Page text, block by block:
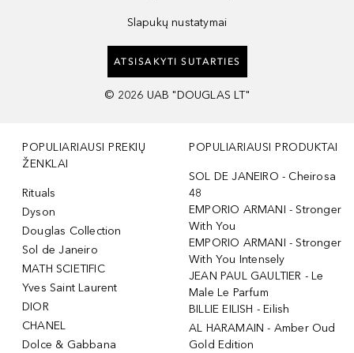
Slapukų nustatymai
ATSISAKYTI SUTARTIES
© 2026 UAB "DOUGLAS LT"
POPULIARIAUSI PREKIŲ
ŽENKLAI
Rituals
Dyson
Douglas Collection
Sol de Janeiro
MATH SCIETIFIC
Yves Saint Laurent
DIOR
CHANEL
Dolce & Gabbana
POPULIARIAUSI PRODUKTAI
SOL DE JANEIRO - Cheirosa
48
EMPORIO ARMANI - Stronger
With You
EMPORIO ARMANI - Stronger
With You Intensely
JEAN PAUL GAULTIER - Le
Male Le Parfum
BILLIE EILISH - Eilish
AL HARAMAIN - Amber Oud
Gold Edition